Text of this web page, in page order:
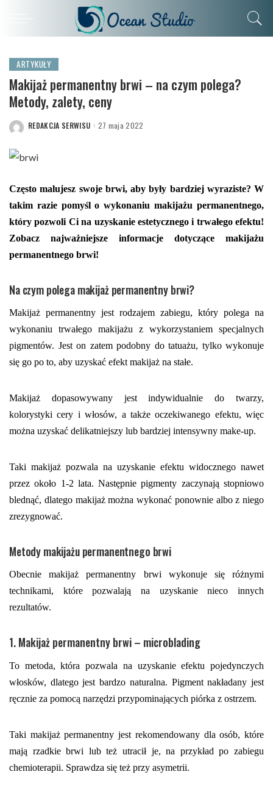
ARTYKUŁY
Makijaż permanentny brwi – na czym polega?
Metody, zalety, ceny
POSTED
REDAKCJA SERWISU 27 maja 2022
Często malujesz swoje brwi, aby były bardziej wyraziste? W
takim razie pomyśl o wykonaniu makijażu permanentnego,
który pozwoli Ci na uzyskanie estetycznego i trwałego efektu!
Zobacz najważniejsze informacje dotyczące makijażu
permanentnego brwi!
Na czym polega makijaż permanentny brwi?
Makijaż permanentny jest rodzajem zabiegu, który polega na
wykonaniu trwałego makijażu z wykorzystaniem specjalnych
pigmentów. Jest on zatem podobny do tatuażu, tylko wykonuje
się go po to, aby uzyskać efekt makijaż na stałe.
Makijaż dopasowywany jest indywidualnie do twarzy,
kolorystyki cery i włosów, a także oczekiwanego efektu, więc
można uzyskać delikatniejszy lub bardziej intensywny make-up.
Taki makijaż pozwala na uzyskanie efektu widocznego nawet
przez około 1-2 lata. Następnie pigmenty zaczynają stopniowo
blednąć, dlatego makijaż można wykonać ponownie albo z niego
zrezygnować.
Metody makijażu permanentnego brwi
Obecnie makijaż permanentny brwi wykonuje się różnymi
technikami, które pozwalają na uzyskanie nieco innych
rezultatów.
1. Makijaż permanentny brwi – microblading
To metoda, która pozwala na uzyskanie efektu pojedynczych
włosków, dlatego jest bardzo naturalna. Pigment nakładany jest
ręcznie za pomocą narzędzi przypominających piórka z ostrzem.
Taki makijaż permanentny jest rekomendowany dla osób, które
mają rzadkie brwi lub też utracił je, na przykład po zabiegu
chemioterapii. Sprawdza się też przy asymetrii.